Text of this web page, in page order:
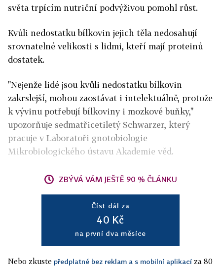
světa trpícím nutriční podvýživou pomohl růst.
Kvůli nedostatku bílkovin jejich těla nedosahují
srovnatelné velikosti s lidmi, kteří mají proteinů
dostatek.
"Nejenže lidé jsou kvůli nedostatku bílkovin
zakrslejší, mohou zaostávat i intelektuálně, protože
k vývinu potřebují bílkoviny i mozkové buňky,"
upozorňuje sedmatřicetiletý Schwarzer, který
pracuje v Laboratoři gnotobiologie
Mikrobiologického ústavu Akademie věd.
ZBÝVÁ VÁM JEŠTĚ 90 % ČLÁNKU
Číst dál za
40 Kč
na první dva měsíce
Nebo zkuste předplatné bez reklam a s mobilní aplikací za 80